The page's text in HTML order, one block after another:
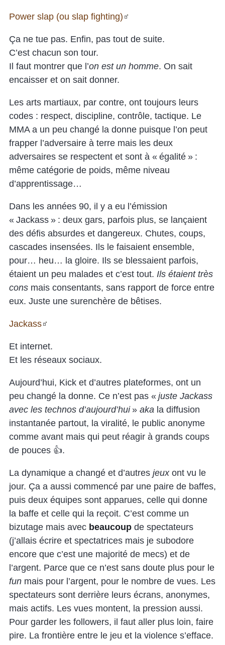
Power slap (ou slap fighting)
Ça ne tue pas. Enfin, pas tout de suite.
C’est chacun son tour.
Il faut montrer que l’on est un homme. On sait
encaisser et on sait donner.
Les arts martiaux, par contre, ont toujours leurs
codes : respect, discipline, contrôle, tactique. Le
MMA a un peu changé la donne puisque l’on peut
frapper l’adversaire à terre mais les deux
adversaires se respectent et sont à « égalité » :
même catégorie de poids, même niveau
d’apprentissage…
Dans les années 90, il y a eu l’émission
« Jackass » : deux gars, parfois plus, se lançaient
des défis absurdes et dangereux. Chutes, coups,
cascades insensées. Ils le faisaient ensemble,
pour… heu… la gloire. Ils se blessaient parfois,
étaient un peu malades et c’est tout. Ils étaient très
cons mais consentants, sans rapport de force entre
eux. Juste une surenchère de bêtises.
Jackass
Et internet.
Et les réseaux sociaux.
Aujourd’hui, Kick et d’autres plateformes, ont un
peu changé la donne. Ce n’est pas « juste Jackass
avec les technos d’aujourd’hui» aka la diffusion
instantanée partout, la viralité, le public anonyme
comme avant mais qui peut réagir à grands coups
de pouces 👍.
La dynamique a changé et d’autres jeuxont vu le
jour. Ça a aussi commencé par une paire de baffes,
puis deux équipes sont apparues, celle qui donne
la baffe et celle qui la reçoit. C’est comme un
bizutage mais avec beaucoup de spectateurs
(j’allais écrire et spectatrices mais je subodore
encore que c’est une majorité de mecs) et de
l’argent. Parce que ce n’est sans doute plus pour le
fun mais pour l’argent, pour le nombre de vues. Les
spectateurs sont derrière leurs écrans, anonymes,
mais actifs. Les vues montent, la pression aussi.
Pour garder les followers, il faut aller plus loin, faire
pire. La frontière entre le jeu et la violence s’efface.